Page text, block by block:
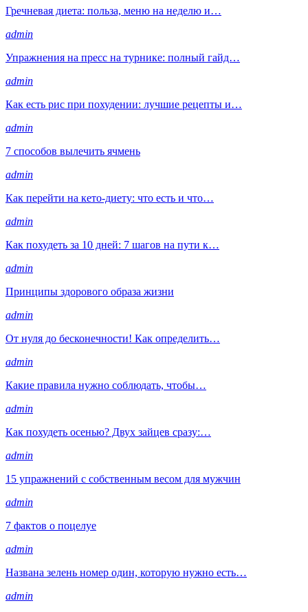
Гречневая диета: польза, меню на неделю и…
admin
Упражнения на пресс на турнике: полный гайд…
admin
Как есть рис при похудении: лучшие рецепты и…
admin
7 способов вылечить ячмень
admin
Как перейти на кето-диету: что есть и что…
admin
Как похудеть за 10 дней: 7 шагов на пути к…
admin
Принципы здорового образа жизни
admin
От нуля до бесконечности! Как определить…
admin
Какие правила нужно соблюдать, чтобы…
admin
Как похудеть осенью? Двух зайцев сразу:…
admin
15 упражнений с собственным весом для мужчин
admin
7 фактов о поцелуе
admin
Названа зелень номер один, которую нужно есть…
admin